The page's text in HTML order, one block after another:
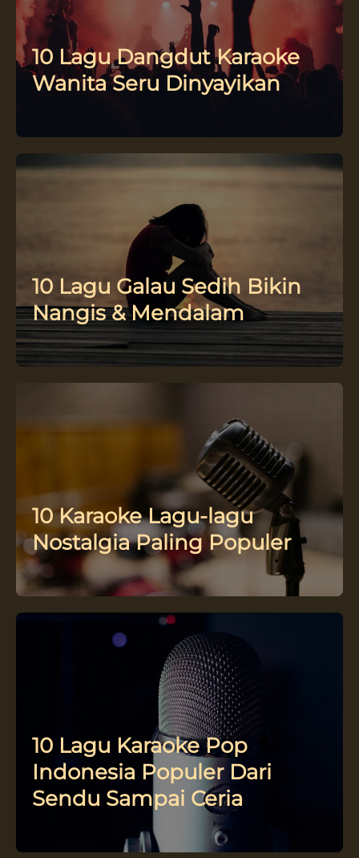
10 Lagu Dangdut Karaoke
Wanita Seru Dinyayikan
10 Lagu Galau Sedih Bikin
Nangis & Mendalam
10 Karaoke Lagu-lagu
Nostalgia Paling Populer
10 Lagu Karaoke Pop
Indonesia Populer Dari
Sendu Sampai Ceria